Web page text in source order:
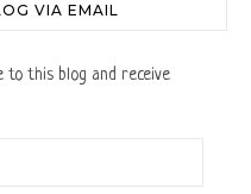
VIA EMAIL
to this blog and receive